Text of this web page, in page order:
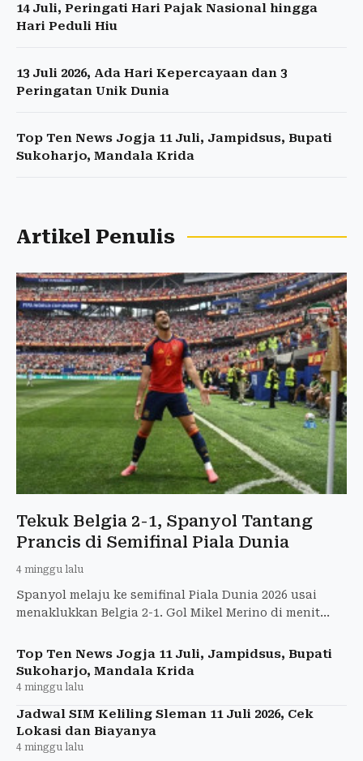
14 Juli, Peringati Hari Pajak Nasional hingga
Hari Peduli Hiu
13 Juli 2026, Ada Hari Kepercayaan dan 3
Peringatan Unik Dunia
Top Ten News Jogja 11 Juli, Jampidsus, Bupati
Sukoharjo, Mandala Krida
Artikel Penulis
Tekuk Belgia 2-1, Spanyol Tantang
Prancis di Semifinal Piala Dunia
4 minggu lalu
Spanyol melaju ke semifinal Piala Dunia 2026 usai
menaklukkan Belgia 2-1. Gol Mikel Merino di menit
Top Ten News Jogja 11 Juli, Jampidsus, Bupati
Sukoharjo, Mandala Krida
4 minggu lalu
Jadwal SIM Keliling Sleman 11 Juli 2026, Cek
Lokasi dan Biayanya
4 minggu lalu